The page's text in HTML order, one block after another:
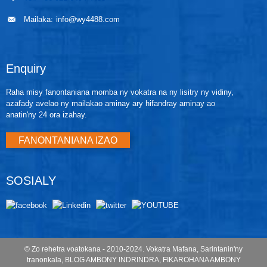
Mailaka: info@wy4488.com
Enquiry
Raha misy fanontaniana momba ny vokatra na ny lisitry ny vidiny,
azafady avelao ny mailakao aminay ary hifandray aminay ao
anatin'ny 24 ora izahay.
FANONTANIANA IZAO
SOSIALY
© Zo rehetra voatokana - 2010-2024. Vokatra Mafana, Sarintanin'ny
tranonkala, BLOG AMBONY INDRINDRA, FIKAROHANA AMBONY